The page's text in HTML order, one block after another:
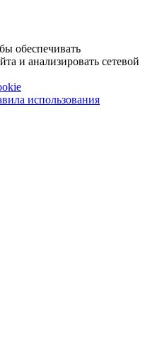
обеспечивать
и анализировать сетевой
использования